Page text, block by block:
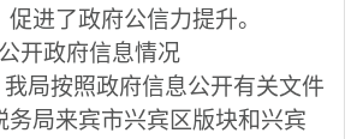
进了政府公信力提升。
开政府信息情况
我局按照政府信息公开有关文件
务局来宾市兴宾区版块和兴宾